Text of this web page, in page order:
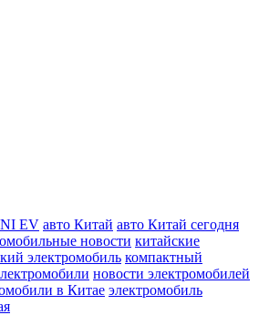
EV авто Китай авто Китай сегодня
новости китайские
электромобиль компактный
новости электромобилей
в Китае электромобиль